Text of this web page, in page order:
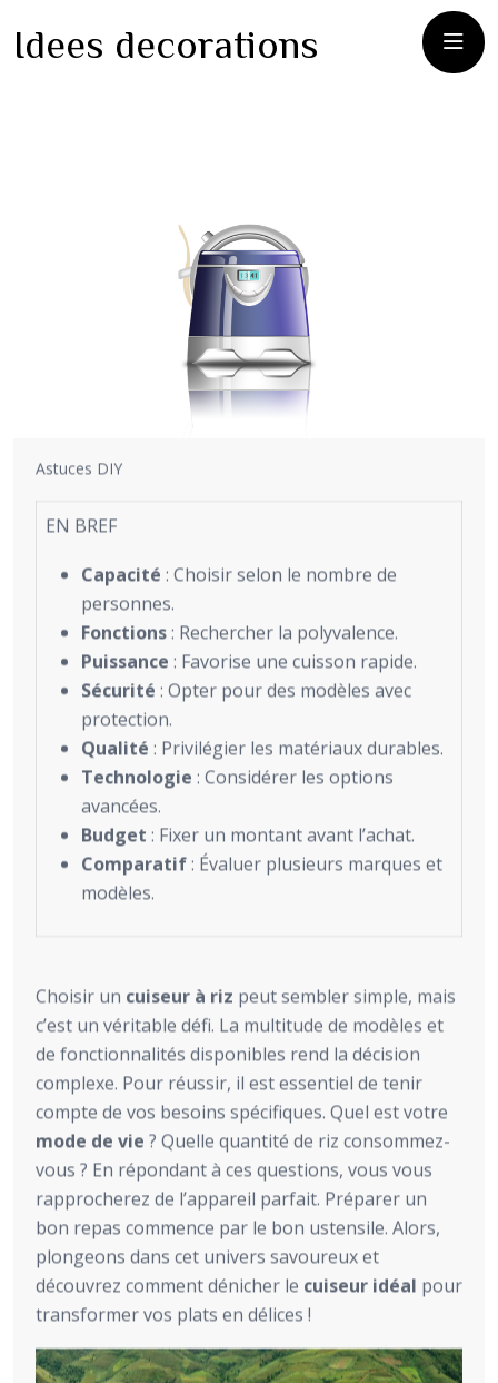
Idees decorations
Astuces DIY
EN BREF
Capacité : Choisir selon le nombre de
personnes.
Fonctions: Rechercher la polyvalence.
Puissance : Favorise une cuisson rapide.
Sécurité : Opter pour des modèles avec
protection.
Qualité : Privilégier les matériaux durables.
Technologie : Considérer les options
avancées.
Budget : Fixer un montant avant l’achat.
Comparatif: Évaluer plusieurs marques et
modèles.
Choisir un cuiseur à riz peut sembler simple, mais
c’est un véritable défi. La multitude de modèles et
de fonctionnalités disponibles rend la décision
complexe. Pour réussir, il est essentiel de tenir
compte de vos besoins spécifiques. Quel est votre
mode de vie ? Quelle quantité de riz consommez-
vous ? En répondant à ces questions, vous vous
rapprocherez de l’appareil parfait. Préparer un
bon repas commence par le bon ustensile. Alors,
plongeons dans cet univers savoureux et
découvrez comment dénicher le cuiseur idéal pour
transformer vos plats en délices !